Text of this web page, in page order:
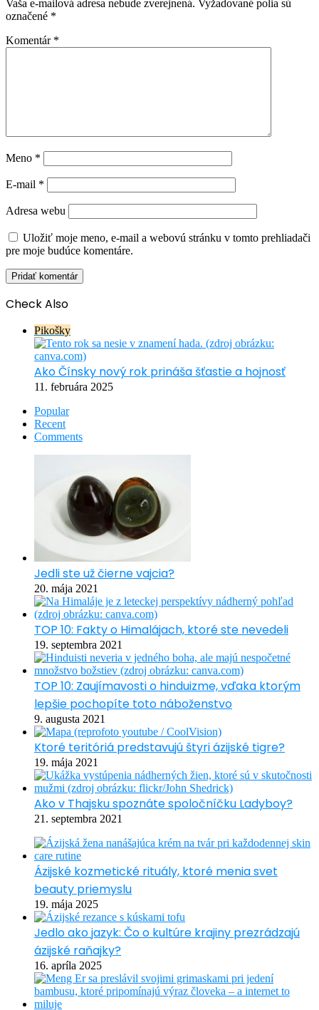
Vaša e-mailová adresa nebude zverejnená. Vyžadované polia sú
označené *
Komentár *
Meno *
E-mail *
Adresa webu
Uložiť moje meno, e-mail a webovú stránku v tomto prehliadači
pre moje budúce komentáre.
Check Also
Pikošky
Ako Čínsky nový rok prináša šťastie a hojnosť
11. februára 2025
Popular
Recent
Comments
Jedli ste už čierne vajcia?
20. mája 2021
TOP 10: Fakty o Himalájach, ktoré ste nevedeli
19. septembra 2021
TOP 10: Zaujímavosti o hinduizme, vďaka ktorým
lepšie pochopíte toto náboženstvo
9. augusta 2021
Ktoré teritóriá predstavujú štyri ázijské tigre?
19. mája 2021
Ako v Thajsku spoznáte spoločníčku Ladyboy?
21. septembra 2021
Ázijské kozmetické rituály, ktoré menia svet
beauty priemyslu
19. mája 2025
Jedlo ako jazyk: Čo o kultúre krajiny prezrádzajú
ázijské raňajky?
16. apríla 2025